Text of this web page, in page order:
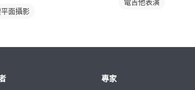
面攝影
電吉他表演
專家